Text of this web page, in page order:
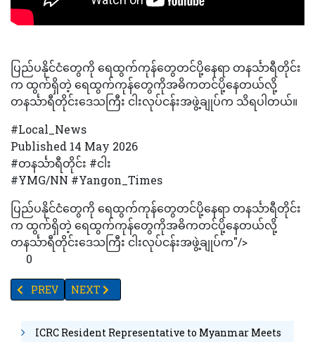
ပြည်ပနိုင်ငံတွေကို ရေထွက်ကုန်တွေတင်ပို့နေရာ တနင်္သာရီတိုင်း
က ထွက်ရှိတဲ့ ရေထွက်ကုန်တွေကိုအဓိကတင်ပို့နေတယ်လို့
တနင်္သာရီတိုင်းဒေသကြီး ငါးလုပ်ငန်းအဖွဲ့ချုပ်က သိရပါတယ်။
#Local_News
Published 14 May 2026
#တနင်္သာရီတိုင်း #ငါး
#YMG/NN #Yangon_Times
ပြည်ပနိုင်ငံတွေကို ရေထွက်ကုန်တွေတင်ပို့နေရာ တနင်္သာရီတိုင်း
က ထွက်ရှိတဲ့ ရေထွက်ကုန်တွေကိုအဓိကတင်ပို့နေတယ်လို့
တနင်္သာရီတိုင်းဒေသကြီး ငါးလုပ်ငန်းအဖွဲ့ချုပ်က"/>
0
PREVIOUS ARTICLE: ပုဂ္ဂလိကမီးရထားလုပ်ငန်း များပေါ်ပေါက်
PREV NEXT ARTICLE: ပြည်သူ့အငှားအိမ်ရာစီမံကိန်းများတွင်
NEXT
ICRC Resident Representative to Myanmar Meets